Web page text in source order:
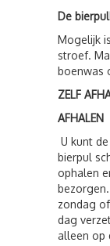
De
Mogelijk
stroef.
boenwas
ZELF
AFHALEN
U kunt
bierpul
ophalen
zondag
dag
alleen op